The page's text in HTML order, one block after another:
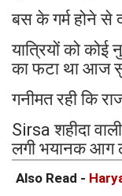
बस के गर्म होने से
यात्रियों को
का फटा था आज
गनीमत रही कि
Sirsa शहीदा
लगी भयानक आग
Also Read -